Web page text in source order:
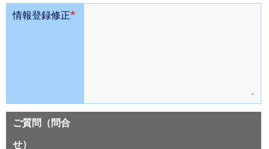
情報登録修正*
ご質問（問合
せ）